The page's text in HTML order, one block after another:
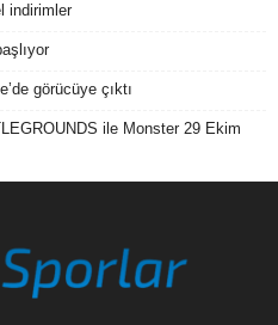
indirimler
görücüye çıktı
ile Monster 29 Ekim